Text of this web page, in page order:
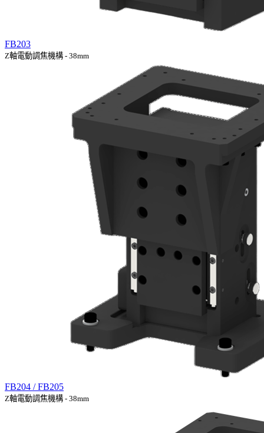
FB203
Z軸電動調焦機構 - 38mm
FB204 / FB205
Z軸電動調焦機構 - 38mm